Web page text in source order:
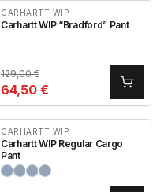
CARHARTT WIP
Carhartt WIP “Bradford” Pant
129,00€
64,50 €
CARHARTT WIP
Carhartt WIP Regular Cargo
Pant